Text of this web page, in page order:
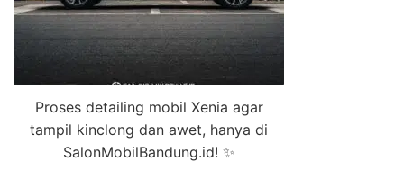
Proses detailing mobil Xenia agar
tampil kinclong dan awet, hanya di
SalonMobilBandung.id! ✨